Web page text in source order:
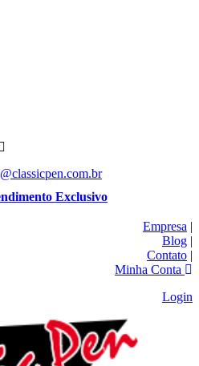
Exclusivo
Empresa |
Blog |
Contato |
Minha Conta
Login